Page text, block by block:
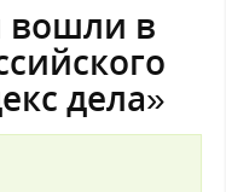
вошли в
дела»